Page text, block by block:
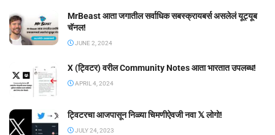
MrBeast आता जगातील सर्वाधिक सबस्क्रायबर्स असलेलं यूट्यूब
चॅनल!
JUNE 2, 2024
X (ट्विटर) वरील Community Notes आता भारतात उपलब्ध!
APRIL 4, 2024
ट्विटरचा आजपासून निळ्या चिमणीऐवजी नवा 𝕏 लोगो!
JULY 24, 2023